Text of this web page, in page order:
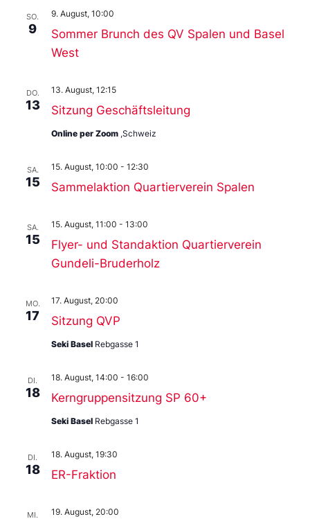
aus.
SO.
9
Sommer Brunch des QV Spalen und Basel
West
9. August, 10:00
DO.
13 Sitzung Geschäftsleitung
13. August, 12:15
Online per Zoom ,Schweiz
SA.
15 Sammelaktion Quartierverein Spalen
15. August, 10:00 - 12:30
SA.
15
Flyer- und Standaktion Quartierverein
Gundeli-Bruderholz
15. August, 11:00 - 13:00
MO.
17 Sitzung QVP
17. August, 20:00
Seki Basel Rebgasse 1
DI.
18 Kerngruppensitzung SP 60+
18. August, 14:00 - 16:00
Seki Basel Rebgasse 1
DI.
18 ER-Fraktion
18. August, 19:30
MI. 19. August, 20:00